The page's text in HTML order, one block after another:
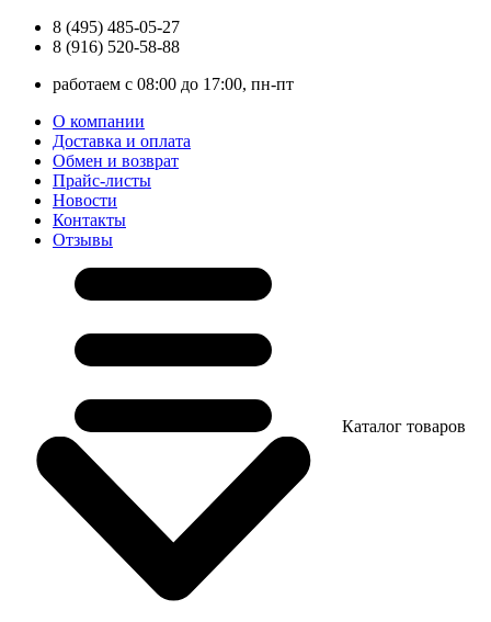
8 (495) 485-05-27
8 (916) 520-58-88
работаем с 08:00 до 17:00, пн-пт
О компании
Доставка и оплата
Обмен и возврат
Прайс-листы
Новости
Контакты
Отзывы
Каталог товаров